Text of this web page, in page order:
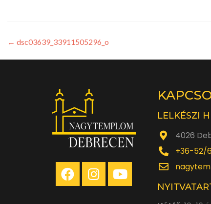
← dsc03639_33911505296_o
LELKÉSZI
4026
+36-52/